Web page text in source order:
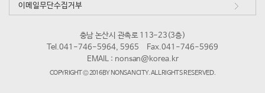
이메일무단수집거부
충남 논산시 관촉로 113-23(3층)
Tel.041-746-5964, 5965
Fax.041-746-5969
EMAIL : nonsan@korea.kr
COPYRIGHT © 2016 BY NONSAN CITY. ALL RIGHTS RESERVED.